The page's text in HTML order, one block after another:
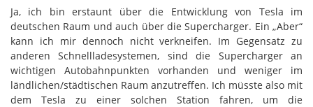
Ja, ich bin erstaunt über die Entwicklung von Tesla im
deutschen Raum und auch über die Supercharger. Ein „Aber“
kann ich mir dennoch nicht verkneifen. Im Gegensatz zu
anderen Schnellladesystemen, sind die Supercharger an
wichtigen Autobahnpunkten vorhanden und weniger im
ländlichen/städtischen Raum anzutreffen. Ich müsste also mit
dem Tesla zu einer solchen Station fahren, um die